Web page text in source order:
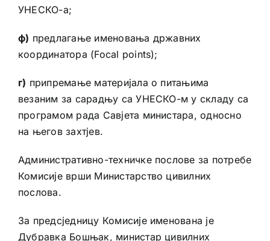
УНЕСКО-а;
ф) предлагање именовања државних
координатора (Focal points);
г) припремање материјала о питањима
везаним за сарадњу са УНЕСКО-м у складу са
програмом рада Савјета министара, односно
на његов захтјев.
Административно-техничке послове за потребе
Комисије врши Министарство цивилних
послова.
За предсједницу Комисије именована је
Дубравка Бошњак, министар цивилних